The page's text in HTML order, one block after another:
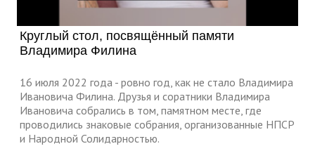
Круглый стол, посвящённый памяти
Владимира Филина
16 июля 2022 года - ровно год, как не стало Владимира
Ивановича Филина. Друзья и соратники Владимира
Ивановича собрались в том, памятном месте, где
проводились знаковые собрания, организованные НПСР
и Народной Солидарностью.